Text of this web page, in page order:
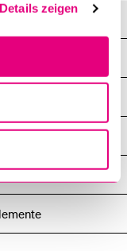
Details zeigen